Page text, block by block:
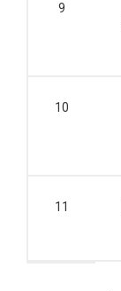
9
10
11